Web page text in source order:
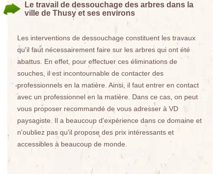
Le travail de dessouchage des arbres dans la
ville de Thusy et ses environs
Les interventions de dessouchage constituent les travaux
qu'il faut nécessairement faire sur les arbres qui ont été
abattus. En effet, pour effectuer ces éliminations de
souches, il est incontournable de contacter des
professionnels en la matière. Ainsi, il faut entrer en contact
avec un professionnel en la matière. Dans ce cas, on peut
vous proposer recommandé de vous adresser à VD
paysagiste. Il a beaucoup d'expérience dans ce domaine et
n'oubliez pas qu'il propose des prix intéressants et
accessibles à beaucoup de monde.